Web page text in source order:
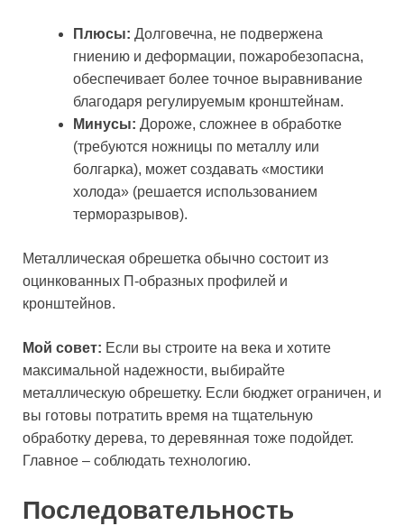
Плюсы: Долговечна, не подвержена
гниению и деформации, пожаробезопасна,
обеспечивает более точное выравнивание
благодаря регулируемым кронштейнам.
Минусы: Дороже, сложнее в обработке
(требуются ножницы по металлу или
болгарка), может создавать «мостики
холода» (решается использованием
терморазрывов).
Металлическая обрешетка обычно состоит из
оцинкованных П-образных профилей и
кронштейнов.
Мой совет: Если вы строите на века и хотите
максимальной надежности, выбирайте
металлическую обрешетку. Если бюджет ограничен, и
вы готовы потратить время на тщательную
обработку дерева, то деревянная тоже подойдет.
Главное – соблюдать технологию.
Последовательность